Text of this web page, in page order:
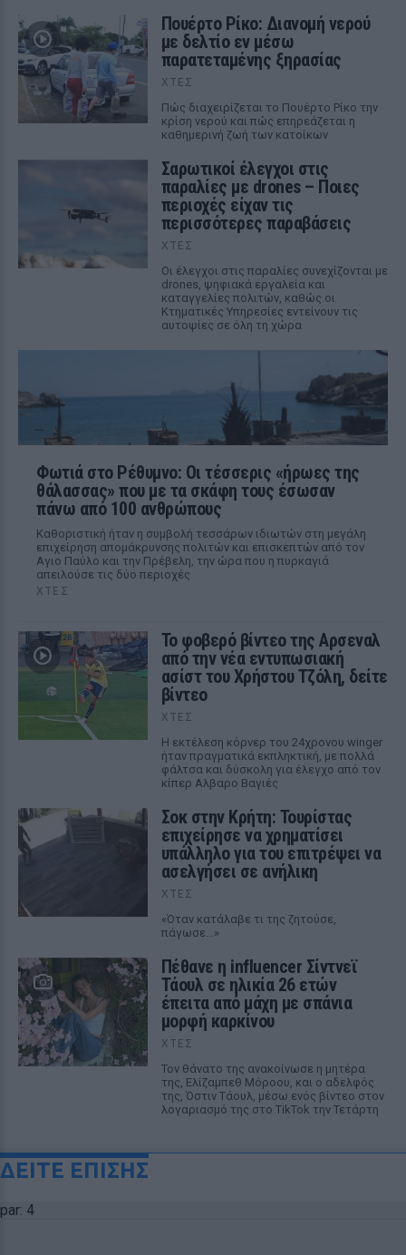
Πουέρτο Ρίκο: Διανομή νερού
με δελτίο εν μέσω
παρατεταμένης ξηρασίας
ΧΤΕΣ
Πώς διαχειρίζεται το Πουέρτο Ρίκο την
κρίση νερού και πώς επηρεάζεται η
καθημερινή ζωή των κατοίκων
Σαρωτικοί έλεγχοι στις
παραλίες με drones – Ποιες
περιοχές είχαν τις
περισσότερες παραβάσεις
ΧΤΕΣ
Οι έλεγχοι στις παραλίες συνεχίζονται με
drones, ψηφιακά εργαλεία και
καταγγελίες πολιτών, καθώς οι
Κτηματικές Υπηρεσίες εντείνουν τις
αυτοψίες σε όλη τη χώρα
Φωτιά στο Ρέθυμνο: Οι τέσσερις «ήρωες της
θάλασσας» που με τα σκάφη τους έσωσαν
πάνω από 100 ανθρώπους
Καθοριστική ήταν η συμβολή τεσσάρων ιδιωτών στη μεγάλη
επιχείρηση απομάκρυνσης πολιτών και επισκεπτών από τον
Αγιο Παύλο και την Πρέβελη, την ώρα που η πυρκαγιά
απειλούσε τις δύο περιοχές
ΧΤΕΣ
Το φοβερό βίντεο της Αρσεναλ
από την νέα εντυπωσιακή
ασίστ του Χρήστου Τζόλη, δείτε
βίντεο
ΧΤΕΣ
Η εκτέλεση κόρνερ του 24χρονου winger
ήταν πραγματικά εκπληκτική, με πολλά
φάλτσα και δύσκολη για έλεγχο από τον
κίπερ Αλβαρο Βαγιές
Σοκ στην Κρήτη: Τουρίστας
επιχείρησε να χρηματίσει
υπάλληλο για του επιτρέψει να
ασελγήσει σε ανήλικη
ΧΤΕΣ
«Όταν κατάλαβε τι της ζητούσε,
πάγωσε...»
Πέθανε η influencer Σίντνεϊ
Τάουλ σε ηλικία 26 ετών
έπειτα από μάχη με σπάνια
μορφή καρκίνου
ΧΤΕΣ
Τον θάνατο της ανακοίνωσε η μητέρα
της, Ελίζαμπεθ Μόροου, και ο αδελφός
της, Όστιν Τάουλ, μέσω ενός βίντεο στον
λογαριασμό της στο TikTok την Τετάρτη
ΔΕΙΤΕ ΕΠΙΣΗΣ
par: 4